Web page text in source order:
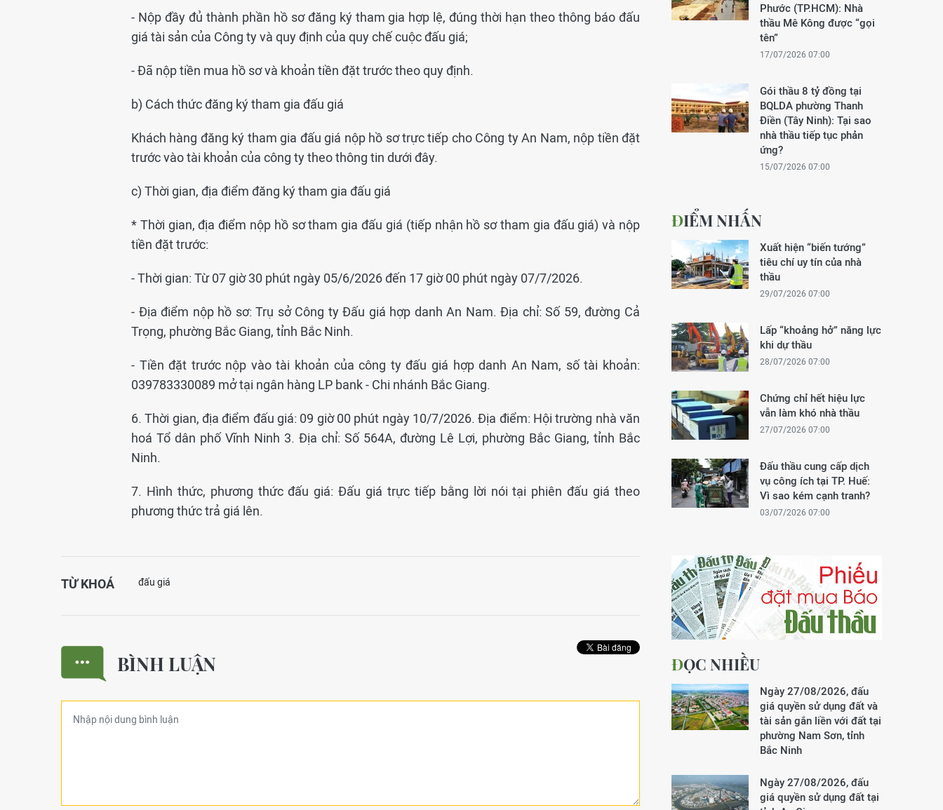
- Nộp đầy đủ thành phần hồ sơ đăng ký tham gia hợp lệ, đúng thời hạn theo thông báo đấu
giá tài sản của Công ty và quy định của quy chế cuộc đấu giá;
- Đã nộp tiền mua hồ sơ và khoản tiền đặt trước theo quy định.
b) Cách thức đăng ký tham gia đấu giá
Khách hàng đăng ký tham gia đấu giá nộp hồ sơ trực tiếp cho Công ty An Nam, nộp tiền đặt
trước vào tài khoản của công ty theo thông tin dưới đây.
c) Thời gian, địa điểm đăng ký tham gia đấu giá
* Thời gian, địa điểm nộp hồ sơ tham gia đấu giá (tiếp nhận hồ sơ tham gia đấu giá) và nộp
tiền đặt trước:
- Thời gian: Từ 07 giờ 30 phút ngày 05/6/2026 đến 17 giờ 00 phút ngày 07/7/2026.
- Địa điểm nộp hồ sơ: Trụ sở Công ty Đấu giá hợp danh An Nam. Địa chỉ: Số 59, đường Cả
Trọng, phường Bắc Giang, tỉnh Bắc Ninh.
- Tiền đặt trước nộp vào tài khoản của công ty đấu giá hợp danh An Nam, số tài khoản:
039783330089 mở tại ngân hàng LP bank - Chi nhánh Bắc Giang.
6. Thời gian, địa điểm đấu giá: 09 giờ 00 phút ngày 10/7/2026. Địa điểm: Hội trường nhà văn
hoá Tổ dân phố Vĩnh Ninh 3. Địa chỉ: Số 564A, đường Lê Lợi, phường Bắc Giang, tỉnh Bắc
Ninh.
7. Hình thức, phương thức đấu giá: Đấu giá trực tiếp bằng lời nói tại phiên đấu giá theo
phương thức trả giá lên.
TỪ KHOÁ đấu giá
BÌNH LUẬN
Phước (TP.HCM): Nhà
thầu Mê Kông được “gọi
tên”
17/07/2026 07:00
Gói thầu 8 tỷ đồng tại
BQLDA phường Thanh
Điền (Tây Ninh): Tại sao
nhà thầu tiếp tục phản
ứng?
15/07/2026 07:00
ĐIỂM NHẤN
Xuất hiện “biến tướng”
tiêu chí uy tín của nhà
thầu
29/07/2026 07:00
Lấp “khoảng hở” năng lực
khi dự thầu
28/07/2026 07:00
Chứng chỉ hết hiệu lực
vẫn làm khó nhà thầu
27/07/2026 07:00
Đấu thầu cung cấp dịch
vụ công ích tại TP. Huế:
Vì sao kém cạnh tranh?
03/07/2026 07:00
ĐỌC NHIỀU
Ngày 27/08/2026, đấu
giá quyền sử dụng đất và
tài sản gắn liền với đất tại
phường Nam Sơn, tỉnh
Bắc Ninh
Ngày 27/08/2026, đấu
giá quyền sử dụng đất tại